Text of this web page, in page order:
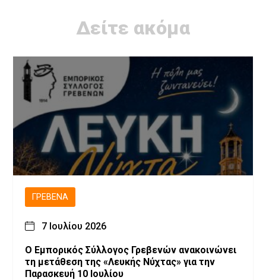
Δείτε ακόμα
ΓΡΕΒΕΝΆ
7 Ιουλίου 2026
Ο Εμπορικός Σύλλογος Γρεβενών ανακοινώνει
τη μετάθεση της «Λευκής Νύχτας» για την
Παρασκευή 10 Ιουλίου